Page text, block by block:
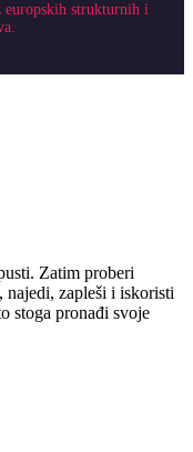
europskih strukturnih i
Zatim proberi
najedi, zapleši i iskoristi
stoga pronađi svoje